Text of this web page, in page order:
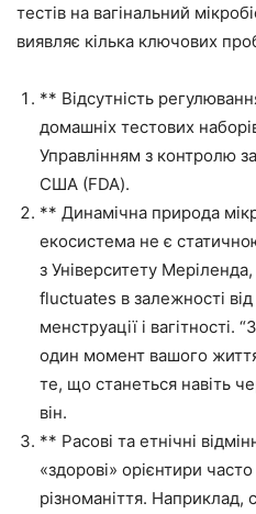
тестів на вагінальний
виявляє кілька ключових
** Відсутність
домашніх тестових
Управлінням з контролю
США (FDA).
** Динамічна природа
екосистема не є
з Університету
fluctuates в залежності від
менструації і
один момент вашого
те, що станеться навіть
він.
** Расові та етнічні
«здорові» орієнтири
різноманіття. Наприклад,